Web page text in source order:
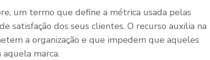
um termo que define a métrica usada pelas
satisfação dos seus clientes. O recurso auxilia na
a organização e que impedem que aqueles
marca.